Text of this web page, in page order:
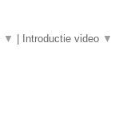
▼ Introductie video ▼